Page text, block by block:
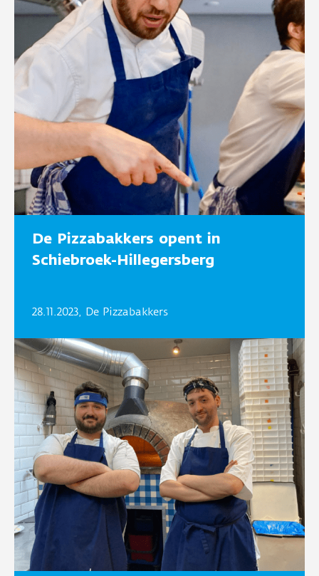
De Pizzabakkers opent in
Schiebroek-Hillegersberg
28.11.2023, De Pizzabakkers